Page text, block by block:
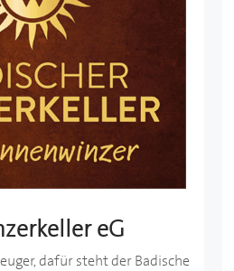
eG
dafür steht der Badische